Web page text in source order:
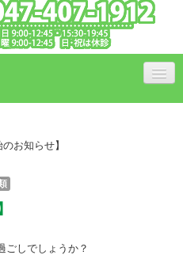
のお知らせ】
ごしでしょうか？